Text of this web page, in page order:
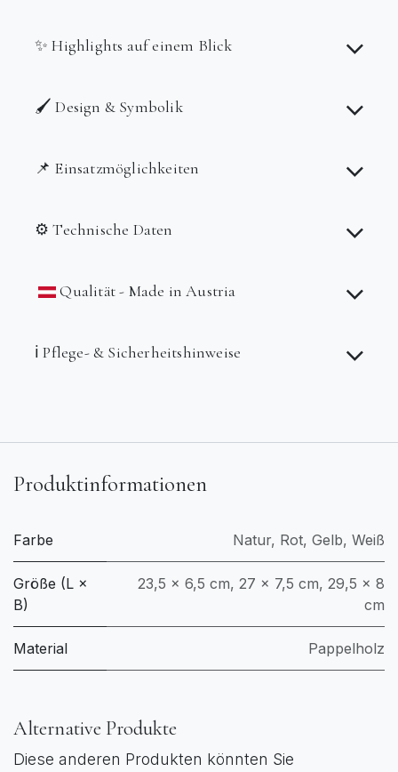
✨ Highlights auf einem Blick
🖌️ Design & Symbolik
📌 Einsatzmöglichkeiten
⚙️ Technische Daten
Qualität - Made in Austria
ℹ️ Pflege- & Sicherheitshinweise
Produktinformationen
Farbe Natur, Rot, Gelb, Weiß
Größe (L ×
B)
23,5 × 6,5 cm, 27 × 7,5 cm, 29,5 × 8
cm
Material Pappelholz
Alternative Produkte
Diese anderen Produkten könnten Sie